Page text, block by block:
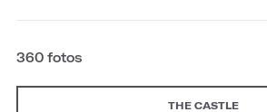
360 fotos
THE CASTLE